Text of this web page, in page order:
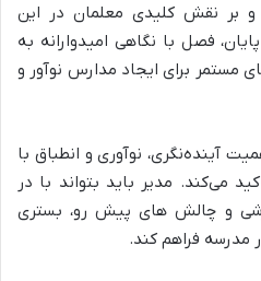
بر نقش کلیدی معلمان در این
فصل با نگاهی امیدوارانه به
مستمر برای ایجاد مدارس نوآور و
آینده‌نگری، نوآوری و انطباق با
می‌کند. مدیر باید بتواند با در
و چالش های پیش رو، بستری
مدرسه فراهم کند.